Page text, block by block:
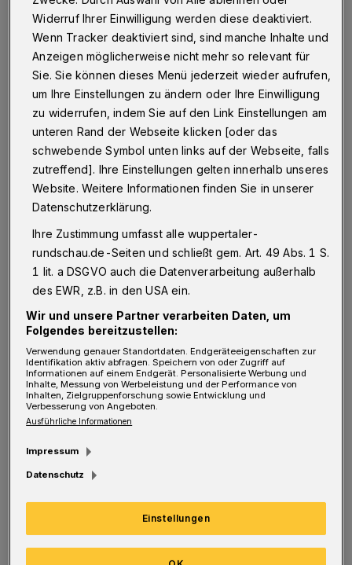
warum er als Meisterwerk des
Animationsfilmes gerühmt wird. Die
Kampfszenen in Technicolor sind sensationell
und umwerfend gemacht, aber Disney hat den
Stoff auch verkitscht. Sie haben das
Missverständnis einer Kindergeschichte
nahegelegt, denn der Film beginnt schon mit
einer Verniedlichung, die wir so im Buch nicht
haben. Zudem muss man auch sagen, die
kindgerecht empfindet, sind nicht statisch,
sondern dem historischen Wandel
unterworfen.
Da hat sich bis in unsere Zeit massiv viel
geändert. Wir sind heute in einer Epoche, in
der wir hypersensibilisiert sind gegenüber
Gewalt. Unsere Position ist, Gewalt hat in
Kinderliteratur nichts zu suchen. Wir sind ja
schon so weit zu sagen, die Grimmschen
historisches Neuland. Das haben frühere
Widerruf Ihrer Einwilligung werden diese deaktiviert.
Wenn Tracker deaktiviert sind, sind manche Inhalte und
Anzeigen möglicherweise nicht mehr so relevant für
Sie. Sie können dieses Menü jederzeit wieder aufrufen,
um Ihre Einstellungen zu ändern oder Ihre Einwilligung
zu widerrufen, indem Sie auf den Link Einstellungen am
unteren Rand der Webseite klicken [oder das
schwebende Symbol unten links auf der Webseite, falls
zutreffend]. Ihre Einstellungen gelten innerhalb unseres
Website. Weitere Informationen finden Sie in unserer
Datenschutzerklärung.
Ihre Zustimmung umfasst alle wuppertaler-
rundschau.de-Seiten und schließt gem. Art. 49 Abs. 1 S.
1 lit. a DSGVO auch die Datenverarbeitung außerhalb
des EWR, z.B. in den USA ein.
Wir und unsere Partner verarbeiten Daten, um
Folgendes bereitzustellen:
Verwendung genauer Standortdaten. Endgeräteeigenschaften zur
Identifikation aktiv abfragen. Speichern von oder Zugriff auf
Informationen auf einem Endgerät. Personalisierte Werbung und
Inhalte, Messung von Werbeleistung und der Performance von
Inhalten, Zielgruppenforschung sowie Entwicklung und
Verbesserung von Angeboten.
Ausführliche Informationen
Impressum
Datenschutz
Einstellungen